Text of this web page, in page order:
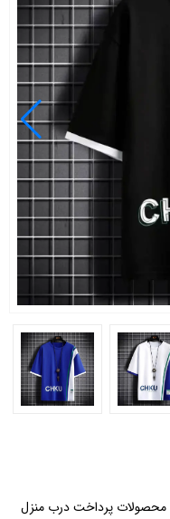
محصولات پرداخت درب منزل